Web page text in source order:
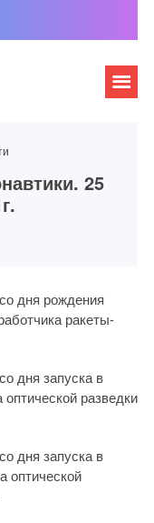
25
дня рождения
ракеты-
дня запуска в
разведки
дня запуска в
оптической